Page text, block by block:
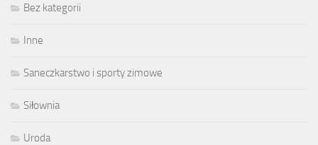
Bez kategorii
Inne
Saneczkarstwo i sporty zimowe
Siłownia
Uroda